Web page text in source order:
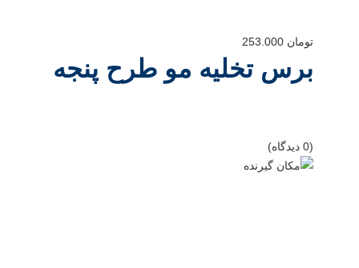
تومان
برس تخلیه مو طرح پنجه
(0 دیدگاه)